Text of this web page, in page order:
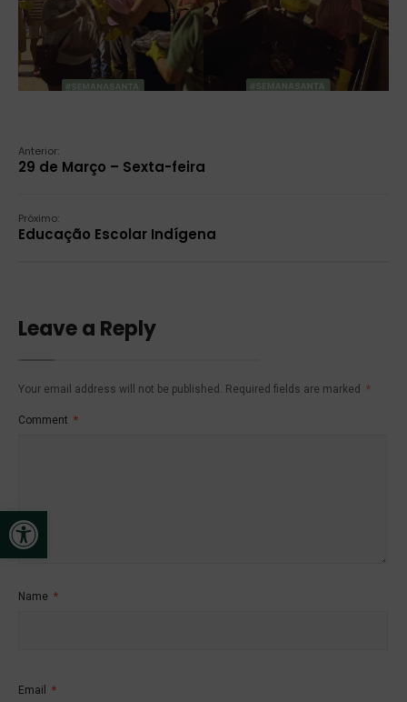
Open toolbar
Anterior:
29 de Março – Sexta-feira
Próximo:
Educação Escolar Indígena
Leave a Reply
Your email address will not be published. Required fields are marked *
Comment *
Name *
Email *